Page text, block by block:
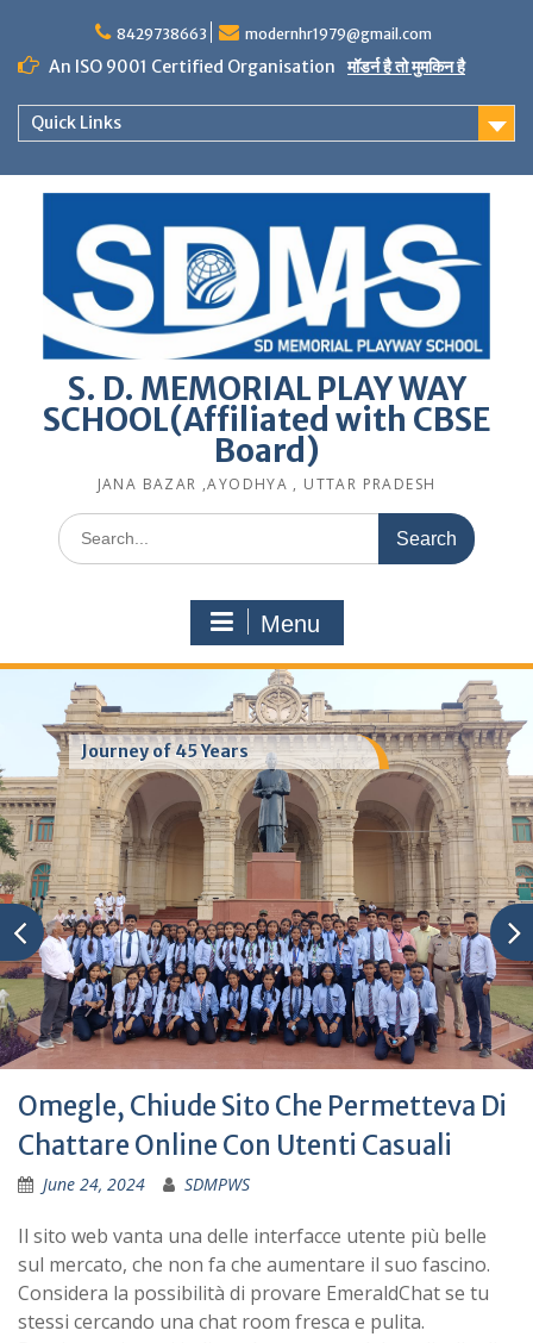
content
8429738663 modernhr1979@gmail.com
An ISO 9001 Certified Organisation मॉडर्न है तो मुमकिन है
Quick Links
S. D. MEMORIAL PLAY WAY
SCHOOL(Affiliated with CBSE
Board)
JANA BAZAR ,AYODHYA , UTTAR PRADESH
Search
for:
Menu
Journey of 45 Years
Omegle, Chiude Sito Che Permetteva Di
Chattare Online Con Utenti Casuali
June 24, 2024 SDMPWS
Il sito web vanta una delle interfacce utente più belle
sul mercato, che non fa che aumentare il suo fascino.
Considera la possibilità di provare EmeraldChat se tu
stessi cercando una chat room fresca e pulita.